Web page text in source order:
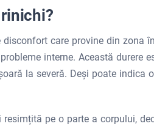
disconfort care provine din zona
interne. Această durere
la severă. Deși poate indica
resimțită pe o parte a corpului,